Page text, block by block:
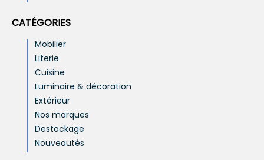
CATÉGORIES
Mobilier
Literie
Cuisine
Luminaire & décoration
Extérieur
Nos marques
Destockage
Nouveautés